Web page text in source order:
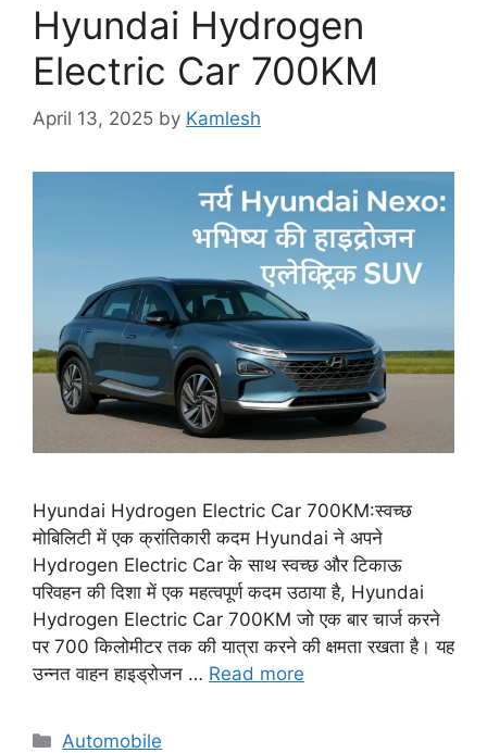
Hyundai Hydrogen
Electric Car 700KM
April 13, 2025 by Kamlesh
Hyundai Hydrogen Electric Car 700KM:स्वच्छ
मोबिलिटी में एक क्रांतिकारी कदम Hyundai ने अपने
Hydrogen Electric Car के साथ स्वच्छ और टिकाऊ
परिवहन की दिशा में एक महत्वपूर्ण कदम उठाया है, Hyundai
Hydrogen Electric Car 700KM जो एक बार चार्ज करने
पर 700 किलोमीटर तक की यात्रा करने की क्षमता रखता है। यह
उन्नत वाहन हाइड्रोजन … Read more
Categories
Automobile